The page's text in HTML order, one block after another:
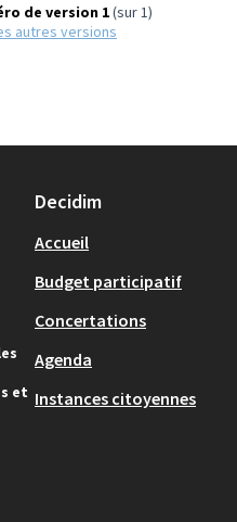
de version 1(sur 1)
autres versions
et
Decidim
Accueil
Budget participatif
Concertations
Agenda
Instances citoyennes